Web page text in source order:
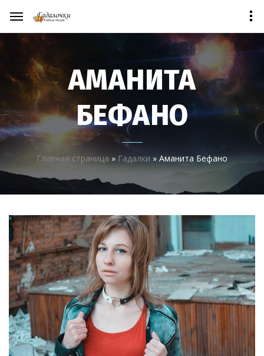
АМАНИТА
БЕФАНО
Главная страница » Гадалки » Аманита Бефано